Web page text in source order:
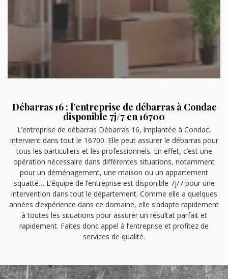
Débarras 16 : l’entreprise de débarras à Condac
disponible 7j/7 en 16700
L’entreprise de débarras Débarras 16, implantée à Condac,
intervient dans tout le 16700. Elle peut assurer le débarras pour
tous les particuliers et les professionnels. En effet, c’est une
opération nécessaire dans différentes situations, notamment
pour un déménagement, une maison ou un appartement
squatté… L’équipe de l’entreprise est disponible 7j/7 pour une
intervention dans tout le département. Comme elle a quelques
années d’expérience dans ce domaine, elle s’adapte rapidement
à toutes les situations pour assurer un résultat parfait et
rapidement. Faites donc appel à l’entreprise et profitez de
services de qualité.